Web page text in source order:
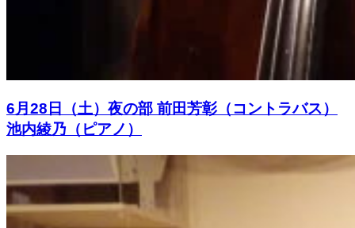
6月28日（土）夜の部 前田芳彰（コントラバス）
池内綾乃（ピアノ）